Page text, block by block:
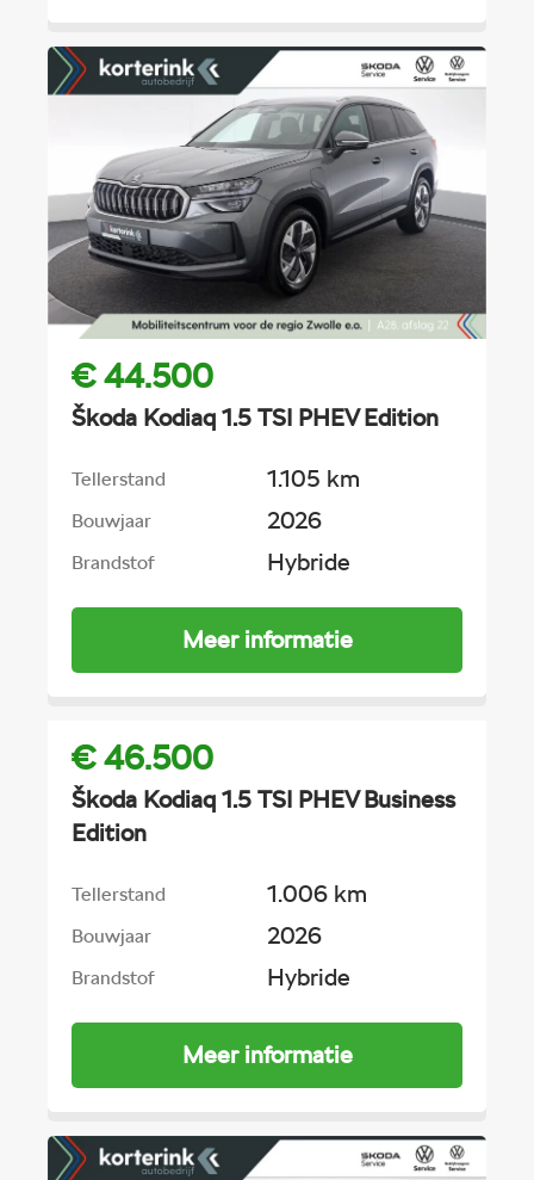
€ 44.500
Škoda Kodiaq 1.5 TSI PHEV Edition
Tellerstand 1.105 km
Bouwjaar 2026
Brandstof Hybride
Meer informatie
€ 46.500
Škoda Kodiaq 1.5 TSI PHEV Business
Edition
Tellerstand 1.006 km
Bouwjaar 2026
Brandstof Hybride
Meer informatie